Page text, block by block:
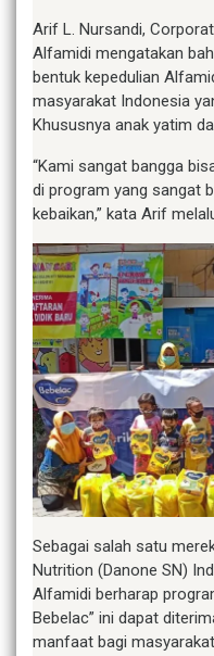
Arif L. Nursandi,
Alfamidi mengatakan
bentuk kepedulian
masyarakat Indonesia
Khususnya anak yatim
“Kami sangat bangga
di program yang sangat
kebaikan,” kata Arif
Sebagai salah satu
Nutrition (Danone SN)
Alfamidi berharap
Bebelac” ini dapat
manfaat bagi